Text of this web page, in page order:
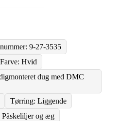
9-27-3535
Farve: Hvid
dug med DMC
Tørring: Liggende
og æg